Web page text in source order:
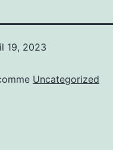
19, 2023
Uncategorized